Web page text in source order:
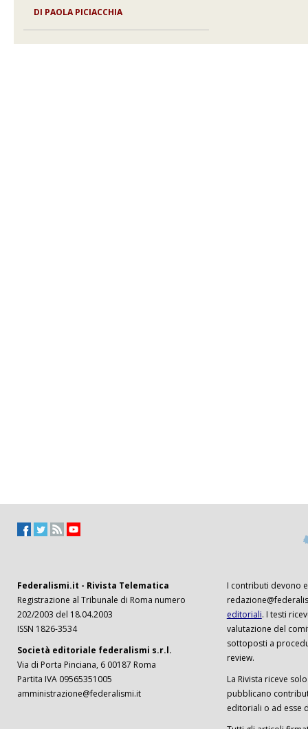
DI PAOLA PICIACCHIA
Federalismi.it - Rivista Telematica
Registrazione al Tribunale di Roma numero
202/2003 del 18.04.2003
ISSN 1826-3534
Società editoriale federalismi s.r.l.
Via di Porta Pinciana, 6 00187 Roma
Partita IVA 09565351005
amministrazione@federalismi.it
I contributi devono
editoriali. I testi
valutazione del
sottoposti a
review.
La Rivista riceve
pubblicano
editoriali o ad esse